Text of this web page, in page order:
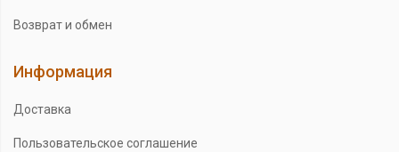
Возврат и обмен
Информация
Доставка
Пользовательское соглашение